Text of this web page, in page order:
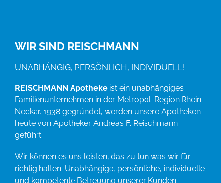
WIR SIND REISCHMANN
UNABHÄNGIG, PERSÖNLICH, INDIVIDUELL!
REISCHMANN Apothekeist ein unabhängiges
Familienunternehmen in der Metropol-Region Rhein-
Neckar. 1938 gegründet, werden unsere Apotheken
heute von Apotheker Andreas F. Reischmann
geführt.
Wir können es uns leisten, das zu tun was wir für
richtig halten. Unabhängige, persönliche, individuelle
und kompetente Betreuung unserer Kunden.